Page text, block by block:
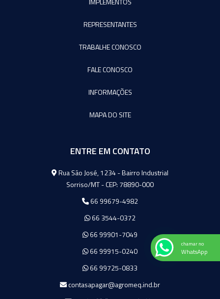
REPRESENTANTES
TRABALHE CONOSCO
FALE CONOSCO
INFORMAÇÕES
MAPA DO SITE
ENTRE EM CONTATO
Agromeq
Rua São José, 1234 - Bairro Industrial
Sorriso/MT - CEP: 78890-000
66 99679-4982
66 3544-0372
66 99901-7049
66 99915-0240
66 99725-0833
contasapagar@agromeq.ind.br
chamar no
WhatsApp